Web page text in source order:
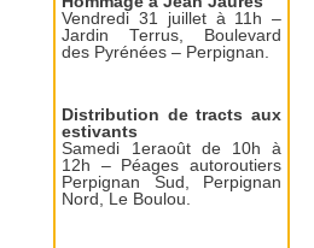
Vendredi 31 juillet à 11h –
Jardin Terrus, Boulevard
des Pyrénées – Perpignan.
Distribution de tracts aux
estivants
Samedi 1eraoût de 10h à
12h – Péages autoroutiers
Perpignan Sud, Perpignan
Nord, Le Boulou.